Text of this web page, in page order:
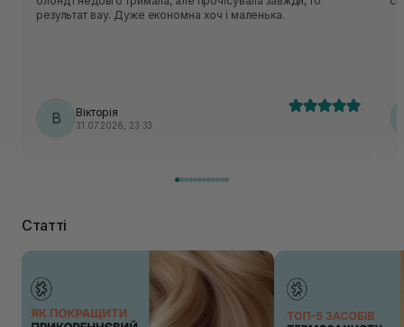
результат вау. Дуже економна хоч і маленька.
В Вікторія
31.07.2026, 23:33
Статті